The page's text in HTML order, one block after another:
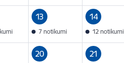
13
7 notikumi
14
12 notikumi
20 21